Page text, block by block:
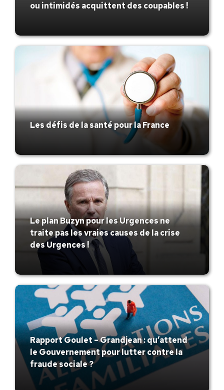
ou intimidés acquittent des coupables !
Les défis de la santé pour la France
Le plan Buzyn pour les Urgences ne
traite pas les vraies causes de la crise
des Urgences !
Rapport Goulet – Grandjean : qu’attend
le Gouvernement pour lutter contre la
fraude sociale ?